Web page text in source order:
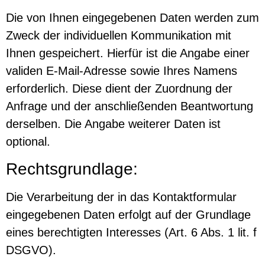
Die von Ihnen eingegebenen Daten werden zum
Zweck der individuellen Kommunikation mit
Ihnen gespeichert. Hierfür ist die Angabe einer
validen E-Mail-Adresse sowie Ihres Namens
erforderlich. Diese dient der Zuordnung der
Anfrage und der anschließenden Beantwortung
derselben. Die Angabe weiterer Daten ist
optional.
Rechtsgrundlage:
Die Verarbeitung der in das Kontaktformular
eingegebenen Daten erfolgt auf der Grundlage
eines berechtigten Interesses (Art. 6 Abs. 1 lit. f
DSGVO).